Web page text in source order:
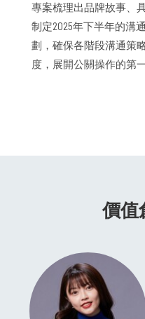
專案梳理出品牌故事、
制定2025年下半年的溝
劃，確保各階段溝通策
度，展開公關操作的第
價值